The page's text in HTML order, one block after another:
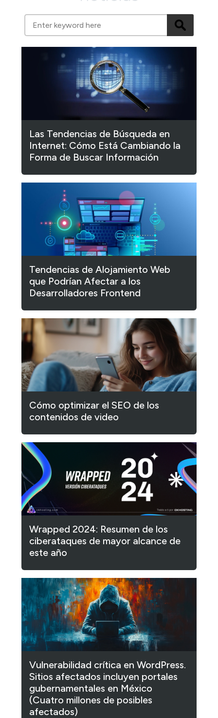
Las Tendencias de Búsqueda en
Internet: Cómo Está Cambiando la
Forma de Buscar Información
Tendencias de Alojamiento Web
que Podrían Afectar a los
Desarrolladores Frontend
Cómo optimizar el SEO de los
contenidos de video
Wrapped 2024: Resumen de los
ciberataques de mayor alcance de
este año
Vulnerabilidad crítica en WordPress.
Sitios afectados incluyen portales
gubernamentales en México
(Cuatro millones de posibles
afectados)